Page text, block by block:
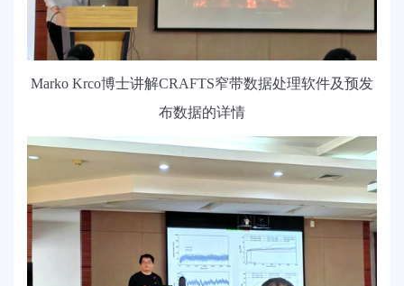
Marko Krco博士讲解CRAFTS窄带数据处理软件及预发
布数据的详情